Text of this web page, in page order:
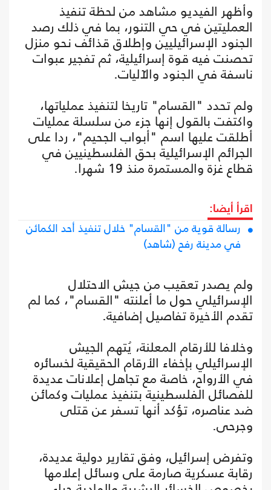
وأظهر الفيديو مشاهد من لحظة تنفيذ
العمليتين في حي التنور، بما في ذلك رصد
الجنود الإسرائيليين وإطلاق قذائف نحو منزل
تحصنت فيه قوة إسرائيلية، ثم تفجير عبوات
ناسفة في الجنود والآليات.
ولم تحدد "القسام" تاريخا لتنفيذ عملياتها،
واكتفت بالقول إنها جزء من سلسلة عمليات
أطلقت عليها اسم "أبواب الجحيم"، ردا على
الجرائم الإسرائيلية بحق الفلسطينيين في
قطاع غزة والمستمرة منذ 19 شهرا.
اقرأ أيضا:
رسالة قوية من "القسام" خلال تنفيذ أحد الكمائن
في مدينة رفح (شاهد)
ولم يصدر تعقيب من جيش الاحتلال
الإسرائيلي حول ما أعلنته "القسام"، كما لم
تقدم الأخيرة تفاصيل إضافية.
وخلافا للأرقام المعلنة، يُتهم الجيش
الإسرائيلي بإخفاء الأرقام الحقيقية لخسائره
في الأرواح، خاصة مع تجاهل إعلانات عديدة
للفصائل الفلسطينية بتنفيذ عمليات وكمائن
ضد عناصره، تؤكد أنها تسفر عن قتلى
وجرحى.
وتفرض إسرائيل، وفق تقارير دولية عديدة،
رقابة عسكرية صارمة على وسائل إعلامها